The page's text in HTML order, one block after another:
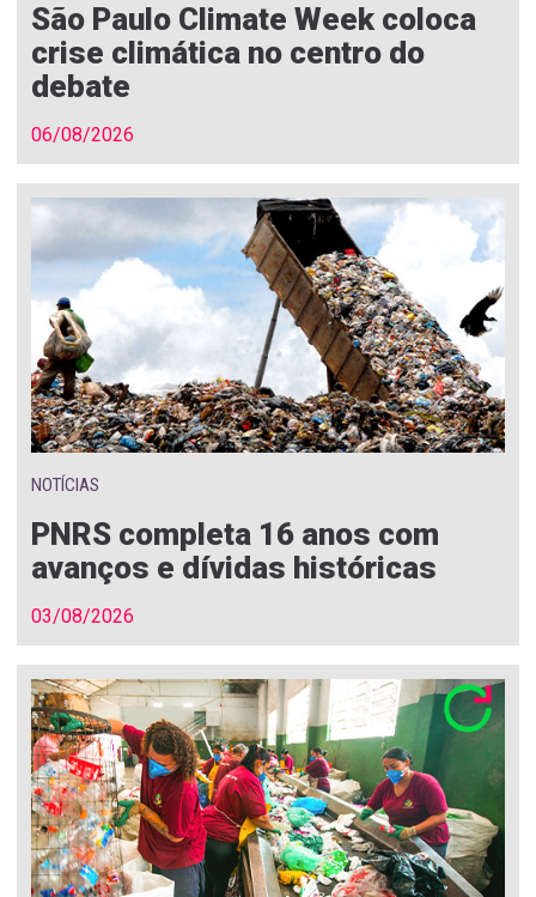
São Paulo Climate Week coloca
crise climática no centro do
debate
06/08/2026
NOTÍCIAS
PNRS completa 16 anos com
avanços e dívidas históricas
03/08/2026